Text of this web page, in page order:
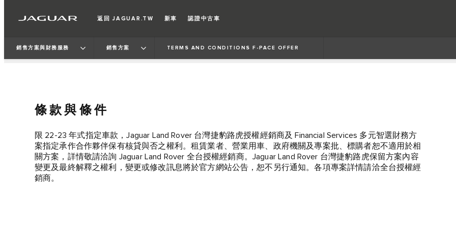
返回 JAGUAR.TW 新車 認證中古車
銷售方案與財務服務 銷售方案 TERMS AND CONDITIONS F-PACE OFFER
條款與條件
限 22-23 年式指定車款，Jaguar Land Rover 台灣捷豹路虎授權經銷商及 Financial Services 多元智選財務方
案指定承作合作夥伴保有核貸與否之權利。租賃業者、營業用車、政府機關及專案批、標購者恕不適用於相
關方案，詳情敬請洽詢 Jaguar Land Rover 全台授權經銷商。Jaguar Land Rover 台灣捷豹路虎保留方案內容
變更及最終解釋之權利，變更或修改訊息將於官方網站公告，恕不另行通知。各項專案詳情請洽全台授權經
銷商。